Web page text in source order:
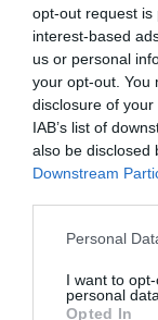
opt-out request is
interest-based
us or personal
your opt-out. You
disclosure of
IAB’s list of
also be disclosed
Downstream
Personal
I want to
personal data.
Opted In
A Rác Fürdő
közölte, hogy
elindították,
DE A
szóba került,